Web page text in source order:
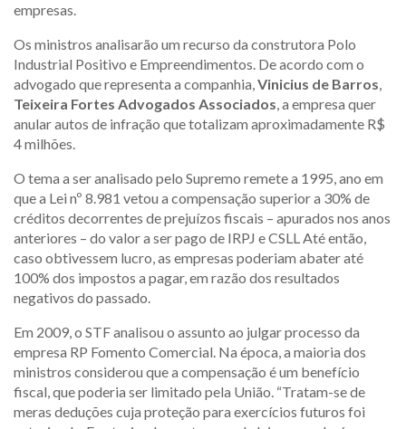
empresas.
Os ministros analisarão um recurso da construtora Polo
Industrial Positivo e Empreendimentos. De acordo com o
advogado que representa a companhia,Vinicius de Barros,
Teixeira Fortes Advogados Associados, a empresa quer
anular autos de infração que totalizam aproximadamente R$
4 milhões.
O tema a ser analisado pelo Supremo remete a 1995, ano em
que a Lei nº 8.981 vetou a compensação superior a 30% de
créditos decorrentes de prejuízos fiscais – apurados nos anos
anteriores – do valor a ser pago de IRPJ e CSLL Até então,
caso obtivessem lucro, as empresas poderiam abater até
100% dos impostos a pagar, em razão dos resultados
negativos do passado.
Em 2009, o STF analisou o assunto ao julgar processo da
empresa RP Fomento Comercial. Na época, a maioria dos
ministros considerou que a compensação é um benefício
fiscal, que poderia ser limitado pela União. “Tratam-se de
meras deduções cuja proteção para exercícios futuros foi